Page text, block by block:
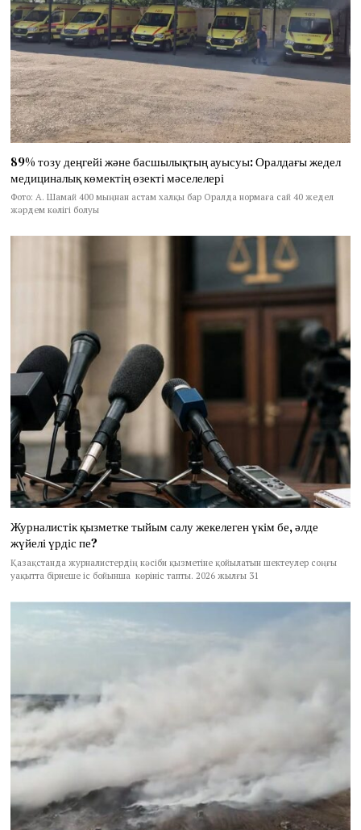
89% тозу деңгейі және басшылықтың ауысуы: Оралдағы жедел
медициналық көмектің өзекті мәселелері
Фото: А. Шамай 400 мыңнан астам халқы бар Оралда нормаға сай 40 жедел
жәрдем көлігі болуы
Журналистік қызметке тыйым салу жекелеген үкім бе, әлде
жүйелі үрдіс пе?
Қазақстанда журналистердің кәсіби қызметіне қойылатын шектеулер соңғы
уақытта бірнеше іс бойынша көрініс тапты. 2026 жылғы 31